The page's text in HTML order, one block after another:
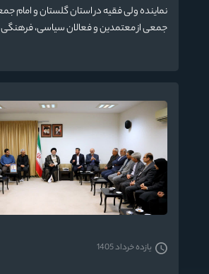
نماینده ولی فقیه در استان گلستان و امام
جمعی از معتمدین و فعالان سیاسی، فرهنگی
سیستانی استان، ضمن تأکید بر لزوم حفظ
اقوام در کنار حفظ وحدت ملی، بر ضرورت
یازده خرداد 1405